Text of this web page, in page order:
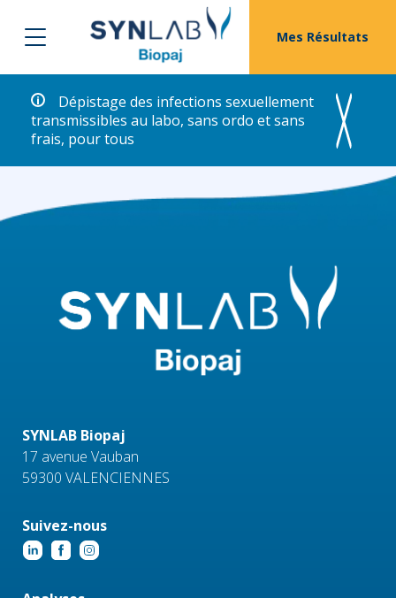
Mes Résultats
Dépistage des infections sexuellement
transmissibles au labo, sans ordo et sans
frais, pour tous
SYNLAB Biopaj
17 avenue Vauban
59300 VALENCIENNES
Suivez-nous